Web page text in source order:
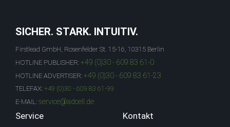
SICHER. STARK. INTUITIV.
Firstlead GmbH, Rosenfelder St. 15-16, 10315 Berlin
HOTLINE PUBLISHER: +49 (0)30 - 609 83 61-0
HOTLINE ADVERTISER: +49 (0)30 - 609 83 61-23
TELEFAX: +49 (0)30 - 609 83 61-99
E-MAIL: service@adcell.de
Service Kontakt